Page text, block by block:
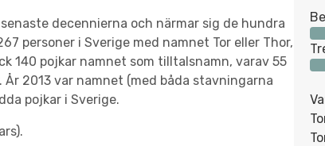
decennierna och närmar sig de hundra
personer i Sverige med namnet Tor eller Thor,
140 pojkar namnet som tilltalsnamn, varav 55
2013 var namnet (med båda stavningarna
pojkar i Sverige.